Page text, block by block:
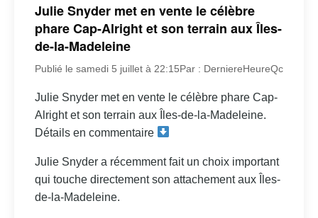
Julie Snyder met en vente le célèbre
phare Cap-Alright et son terrain aux Îles-
de-la-Madeleine
Publié le samedi 5 juillet à 22:15Par : DerniereHeureQc
Julie Snyder met en vente le célèbre phare Cap-
Alright et son terrain aux Îles-de-la-Madeleine.
Détails en commentaire
Julie Snyder a récemment fait un choix important
qui touche directement son attachement aux Îles-
de-la-Madeleine.